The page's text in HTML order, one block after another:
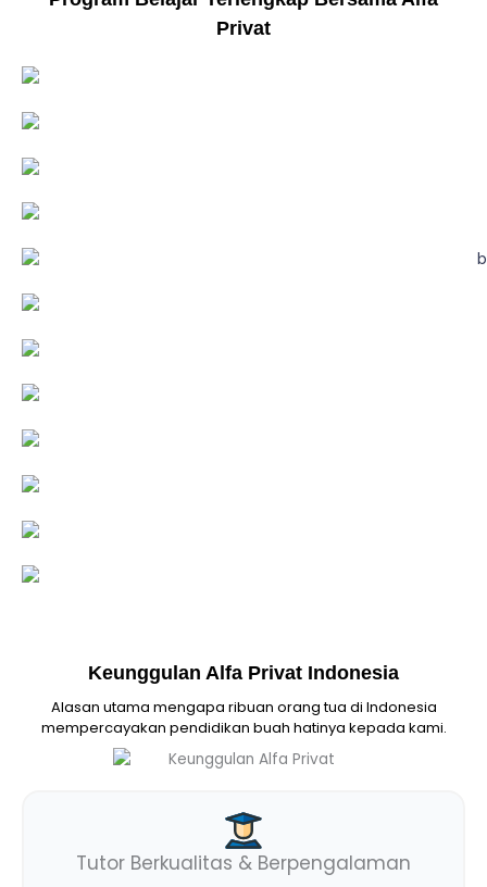
Privat
Keunggulan Alfa Privat Indonesia
Alasan utama mengapa ribuan orang tua di Indonesia
mempercayakan pendidikan buah hatinya kepada kami.
Tutor Berkualitas & Berpengalaman